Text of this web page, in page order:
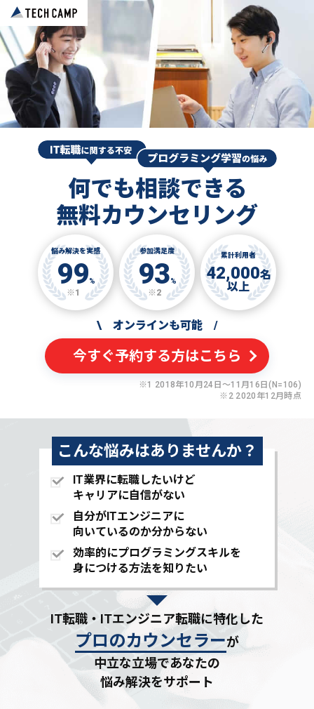
何でも相談できる
無料カウンセリング
悩み解決を実感
99%
※1
参加満足度
93%
※2
累計利用者
42,000名
以上
\ オンラインも可能 /
今すぐ予約する方はこちら
※1 2018年10月24日〜11月16日(N=106)
※2 2020年12月時点
こんな悩みはありませんか？
IT業界に転職したいけど
キャリアに自信がない
自分がITエンジニアに
向いているのか分からない
効率的にプログラミングスキルを
身につける方法を知りたい
IT転職・ITエンジニア転職に特化した
プロのカウンセラーが
中立な立場であなたの
悩み解決をサポート